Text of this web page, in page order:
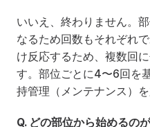
いいえ、終わりません。
なるため回数もそれぞれ
け反応するため、複数回
す。部位ごとに4〜6回を
持管理（メンテナンス）
Q. どの部位から始めるの